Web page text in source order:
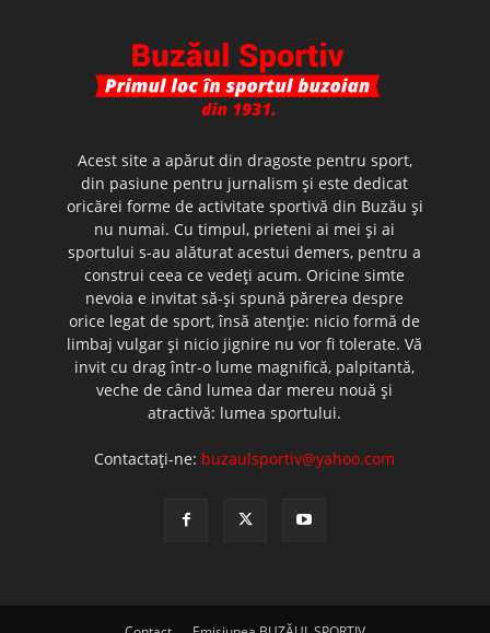
Acest site a apărut din dragoste pentru sport,
din pasiune pentru jurnalism şi este dedicat
oricărei forme de activitate sportivă din Buzău şi
nu numai. Cu timpul, prieteni ai mei şi ai
sportului s-au alăturat acestui demers, pentru a
construi ceea ce vedeţi acum. Oricine simte
nevoia e invitat să-şi spună părerea despre
orice legat de sport, însă atenţie: nicio formă de
limbaj vulgar şi nicio jignire nu vor fi tolerate. Vă
invit cu drag într-o lume magnifică, palpitantă,
veche de când lumea dar mereu nouă şi
atractivă: lumea sportului.
Contactați-ne: buzaulsportiv@yahoo.com